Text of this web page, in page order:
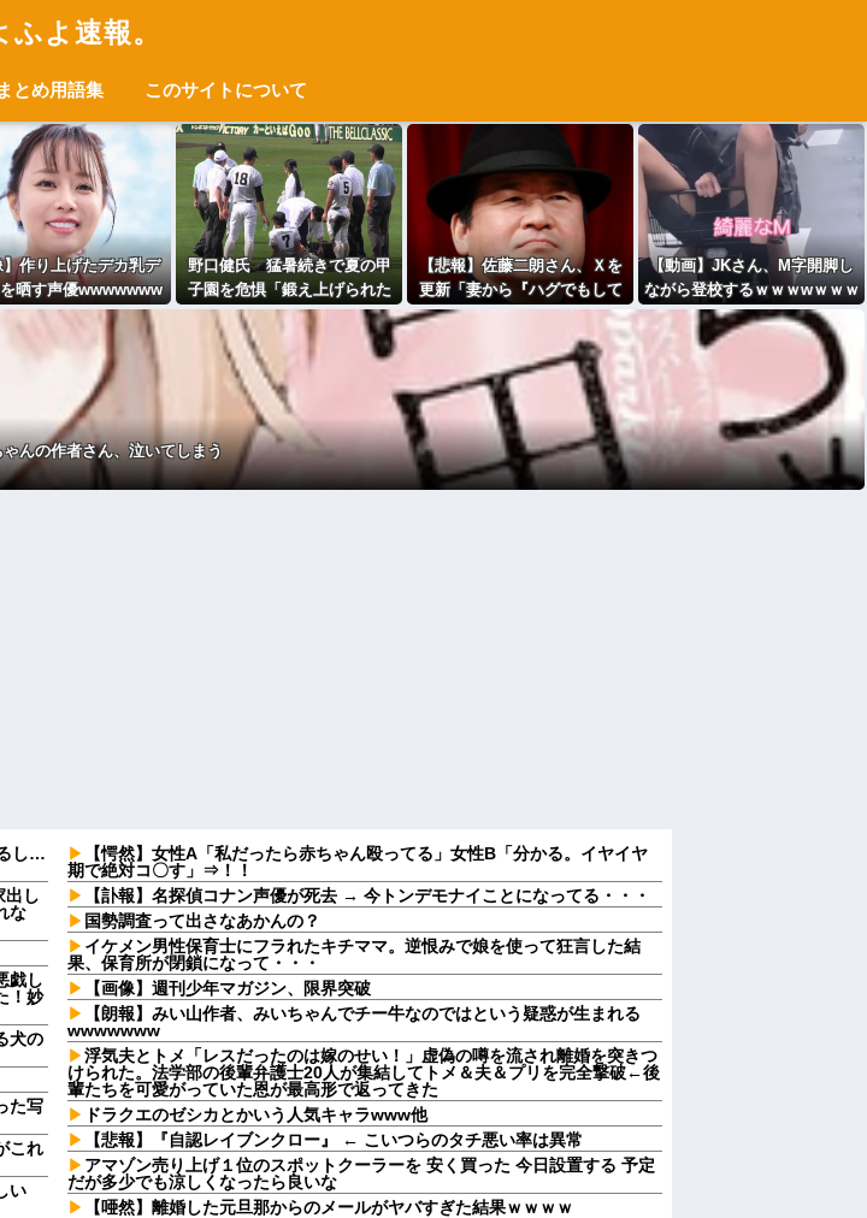
ふよ速報。
とめ用語集 このサイトについて
作り上げたデカ乳デ
晒す声優wwwwwww
w
野口健氏 猛暑続きで夏の甲
子園を危惧「鍛え上げられた
野球球児でも、危ないのでは
ないかな」
【悲報】佐藤二朗さん、Ｘを
更新「妻から『ハグでもして
みっか』と言われました」ｗ
ｗｗｗｗｗｗｗｗｗ
【動画】JKさん、M字開脚し
ながら登校するｗｗｗwｗｗｗ
ｗｗｗｗｗ
んの作者さん、泣いてしまう
し…
出し
な
戯し
！妙
犬の
た写
これ
い
【愕然】女性A「私だったら赤ちゃん殴ってる」女性B「分かる。イヤイヤ
期で絶対コ〇す」⇒！！
【訃報】名探偵コナン声優が死去 → 今トンデモナイことになってる・・・
国勢調査って出さなあかんの？
イケメン男性保育士にフラれたキチママ。逆恨みで娘を使って狂言した結
果、保育所が閉鎖になって・・・
【画像】週刊少年マガジン、限界突破
【朗報】みい山作者、みいちゃんでチー牛なのではという疑惑が生まれる
wwwwwww
浮気夫とトメ「レスだったのは嫁のせい！」虚偽の噂を流され離婚を突きつ
けられた。法学部の後輩弁護士20人が集結してトメ＆夫＆プリを完全撃破←後
輩たちを可愛がっていた恩が最高形で返ってきた
ドラクエのゼシカとかいう人気キャラwww他
【悲報】『自認レイブンクロー』 ← こいつらのタチ悪い率は異常
アマゾン売り上げ１位のスポットクーラーを 安く買った 今日設置する 予定
だが多少でも涼しくなったら良いな
【唖然】離婚した元旦那からのメールがヤバすぎた結果ｗｗｗｗ